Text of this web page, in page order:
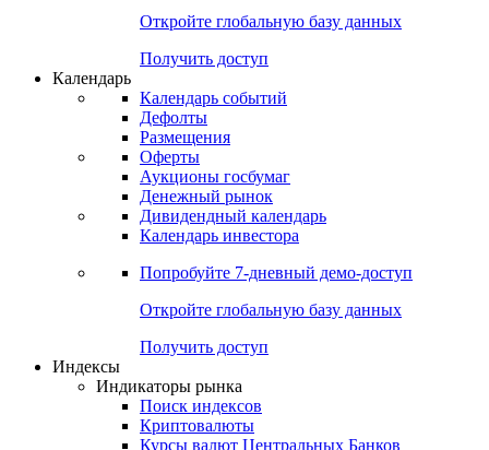
Корпоративные CDS
Попробуйте7-дневный
Откройте глобальную базу данных
Получить доступ
Календарь
Календарь событий
Дефолты
Размещения
Оферты
Денежный рынок
Календарь инвестора
Попробуйте7-дневный
Откройте глобальную базу данных
Получить доступ